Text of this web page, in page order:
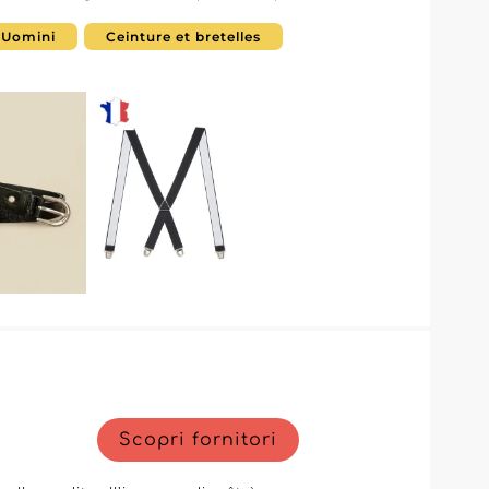
con prodotti in linea con le
e sviluppare una partnership
moda.
Uomini Ceinture et bretelles
Scopri fornitori